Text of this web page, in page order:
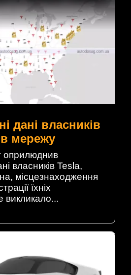
дані власників
в мережу
оприлюднив
власників Tesla,
місцезнаходження
їхніх
викликало...